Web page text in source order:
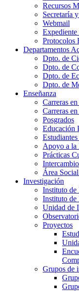
Recursos
Secretaría
Webmail
Protocolos
Departamentos
Dpto. de
Dpto. de
Dpto. de
Dpto. de
Enseñanza
Carreras
Carreras
Posgrados
Educación
Apoyo a la
Prácticas
Área
Investigación
Instituto de
Instituto de
Unidad de
Proyectos
Grupos de